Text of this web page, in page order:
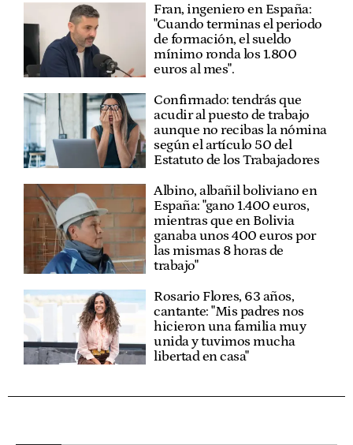
Fran, ingeniero en España:
"Cuando terminas el periodo
de formación, el sueldo
mínimo ronda los 1.800
euros al mes".
Confirmado: tendrás que
acudir al puesto de trabajo
aunque no recibas la nómina
según el artículo 50 del
Estatuto de los Trabajadores
Albino, albañil boliviano en
España: "gano 1.400 euros,
mientras que en Bolivia
ganaba unos 400 euros por
las mismas 8 horas de
trabajo"
Rosario Flores, 63 años,
cantante: "Mis padres nos
hicieron una familia muy
unida y tuvimos mucha
libertad en casa"